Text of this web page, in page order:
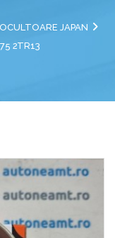
JAPAN
2TR13